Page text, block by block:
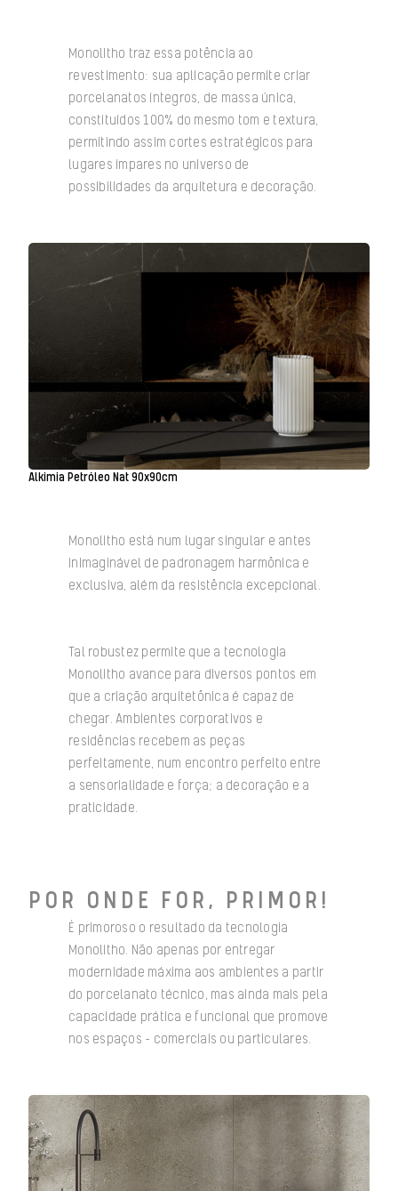
Monolitho traz essa potência ao
revestimento: sua aplicação permite criar
porcelanatos íntegros, de massa única,
constituídos 100% do mesmo tom e textura,
permitindo assim cortes estratégicos para
lugares ímpares no universo de
possibilidades da arquitetura e decoração.
Alkimia Petróleo Nat 90x90cm
Monolitho está num lugar singular e antes
inimaginável de padronagem harmônica e
exclusiva, além da resistência excepcional.
Tal robustez permite que a tecnologia
Monolitho avance para diversos pontos em
que a criação arquitetônica é capaz de
chegar. Ambientes corporativos e
residências recebem as peças
perfeitamente, num encontro perfeito entre
a sensorialidade e força; a decoração e a
praticidade.
POR ONDE FOR, PRIMOR!
É primoroso o resultado da tecnologia
Monolitho. Não apenas por entregar
modernidade máxima aos ambientes a partir
do porcelanato técnico, mas ainda mais pela
capacidade prática e funcional que promove
nos espaços – comerciais ou particulares.